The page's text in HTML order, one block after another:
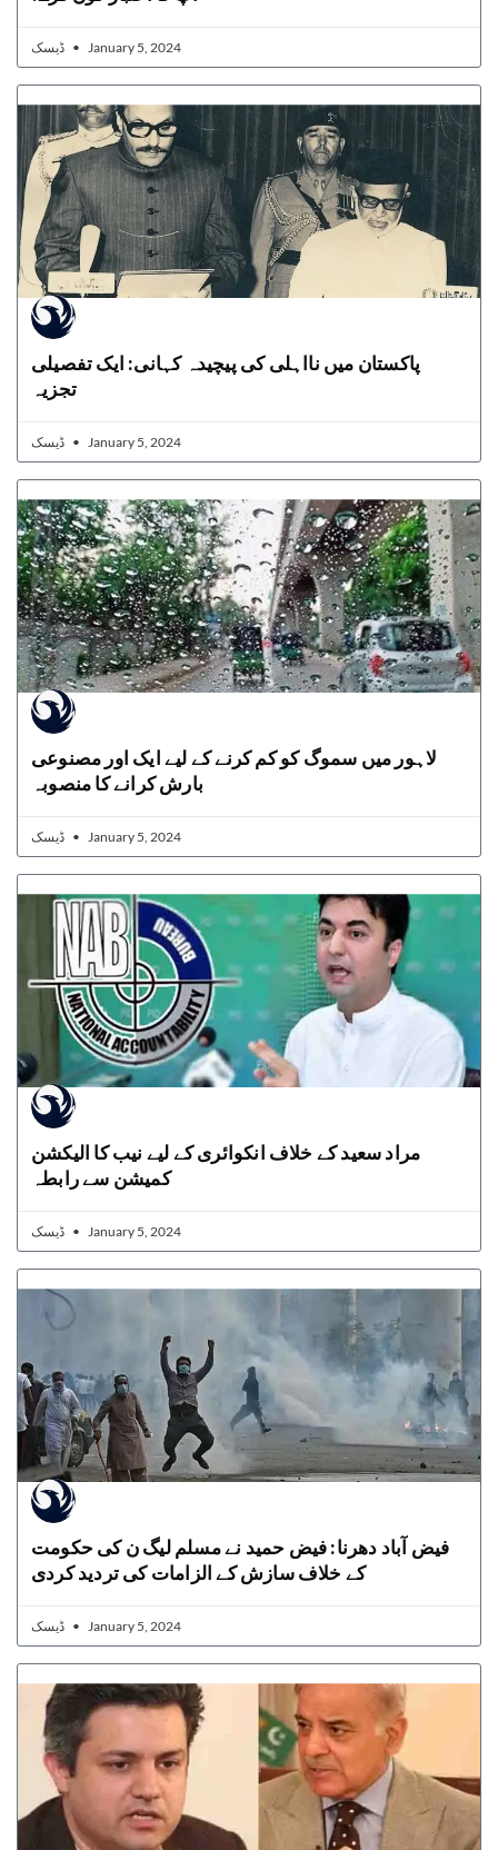
January 5, 2024
پاکستان میں نااہلی کی پیچیدہ کہانی: ایک تفصیلی
تجزیہ
January 5, 2024
لاہور میں سموگ کو کم کرنے کے لیے ایک اور مصنوعی
بارش کرانے کا منصوبہ
January 5, 2024
مراد سعید کے خلاف انکوائری کے لیے نیب کا الیکشن
کمیشن سے رابطہ
January 5, 2024
فیض آباد دھرنا: فیض حمید نے مسلم لیگ ن کی حکومت
کے خلاف سازش کے الزامات کی تردید کردی
January 5, 2024